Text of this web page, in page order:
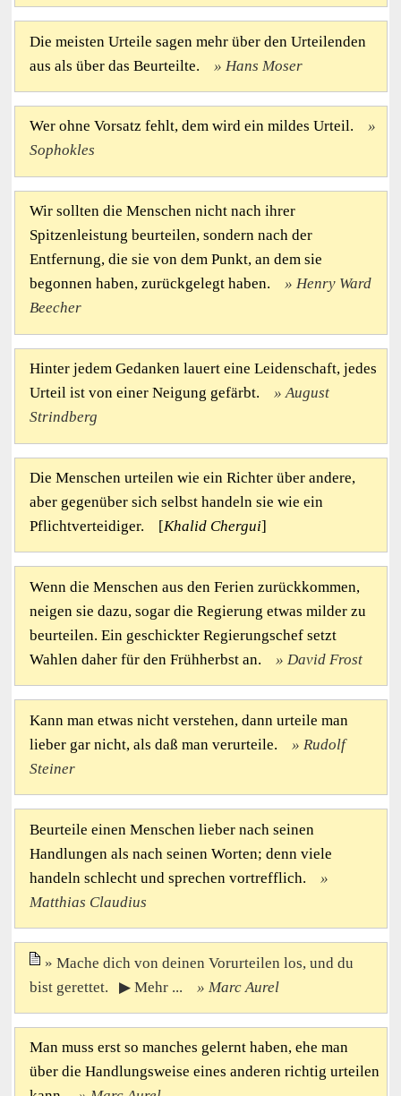
Die meisten Urteile sagen mehr über den Urteilenden
aus als über das Beurteilte.
Hans Moser
Wer ohne Vorsatz fehlt, dem wird ein mildes Urteil.
Sophokles
Wir sollten die Menschen nicht nach ihrer
Spitzenleistung beurteilen, sondern nach der
Entfernung, die sie von dem Punkt, an dem sie
begonnen haben, zurückgelegt haben.
Henry Ward
Beecher
Hinter jedem Gedanken lauert eine Leidenschaft, jedes
Urteil ist von einer Neigung gefärbt.
August
Strindberg
Die Menschen urteilen wie ein Richter über andere,
aber gegenüber sich selbst handeln sie wie ein
Pflichtverteidiger. [Khalid Chergui]
Wenn die Menschen aus den Ferien zurückkommen,
neigen sie dazu, sogar die Regierung etwas milder zu
beurteilen. Ein geschickter Regierungschef setzt
Wahlen daher für den Frühherbst an.
David Frost
Kann man etwas nicht verstehen, dann urteile man
lieber gar nicht, als daß man verurteile.
Rudolf
Steiner
Beurteile einen Menschen lieber nach seinen
Handlungen als nach seinen Worten; denn viele
handeln schlecht und sprechen vortrefflich.
Matthias Claudius
Mache dich von deinen Vorurteilen los, und du
bist gerettet. ▶ Mehr ...
Marc Aurel
Man muss erst so manches gelernt haben, ehe man
über die Handlungsweise eines anderen richtig urteilen